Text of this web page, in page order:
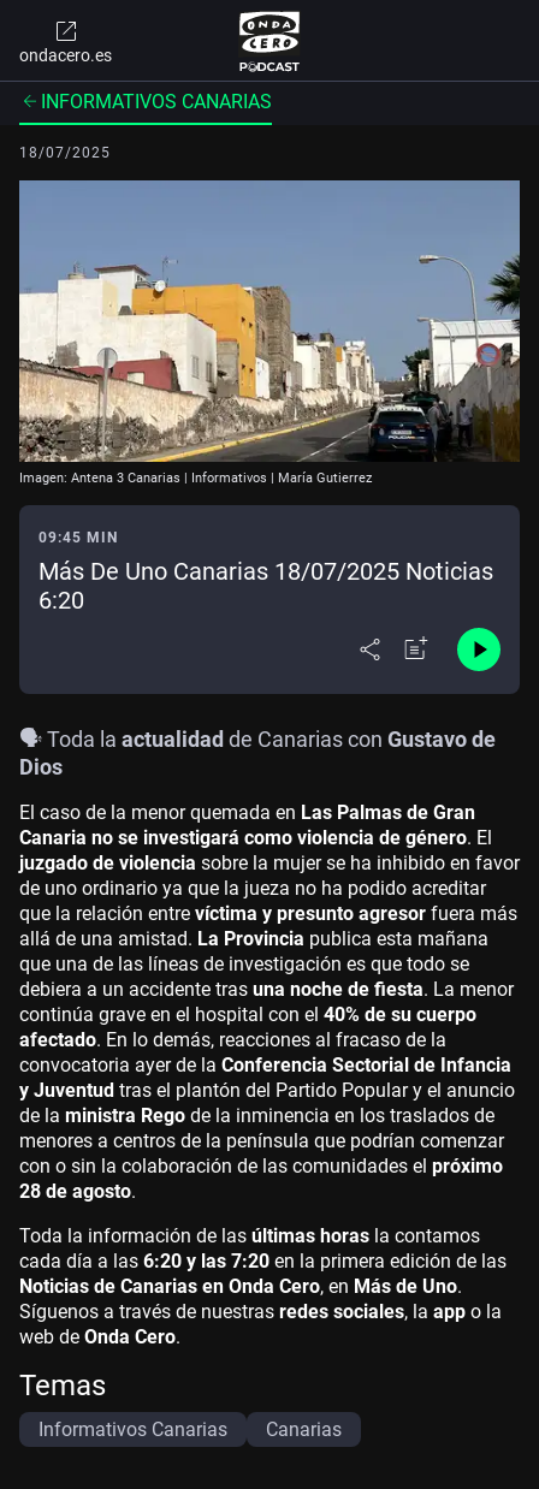
ondacero.es
INFORMATIVOS CANARIAS
18/07/2025
Imagen: Antena 3 Canarias | Informativos | María Gutierrez
09:45 MIN
Más De Uno Canarias 18/07/2025 Noticias
6:20
🗣️ Toda la actualidad de Canarias con Gustavo de
Dios
El caso de la menor quemada en Las Palmas de Gran
Canaria no se investigará como violencia de género. El
juzgado de violencia sobre la mujer se ha inhibido en favor
de uno ordinario ya que la jueza no ha podido acreditar
que la relación entre víctima y presunto agresor fuera más
allá de una amistad. La Provincia publica esta mañana
que una de las líneas de investigación es que todo se
debiera a un accidente tras una noche de fiesta. La menor
continúa grave en el hospital con el 40% de su cuerpo
afectado. En lo demás, reacciones al fracaso de la
convocatoria ayer de la Conferencia Sectorial de Infancia
y Juventud tras el plantón del Partido Popular y el anuncio
de la ministra Rego de la inminencia en los traslados de
menores a centros de la península que podrían comenzar
con o sin la colaboración de las comunidades el próximo
28 de agosto.
Toda la información de las últimas horas la contamos
cada día a las 6:20 y las 7:20 en la primera edición de las
Noticias de Canarias en Onda Cero, en Más de Uno.
Síguenos a través de nuestras redes sociales, la app o la
web de Onda Cero.
Temas
Informativos Canarias Canarias